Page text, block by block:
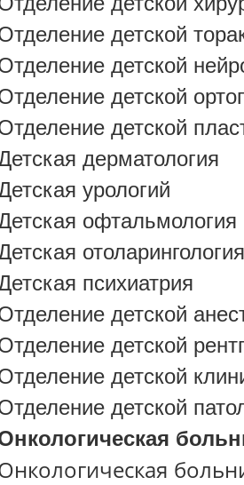
детской
детской
детской
детской
дерматология
урологий
офтальмология
отоларингология
психиатрия
детской
детской
детской
детской